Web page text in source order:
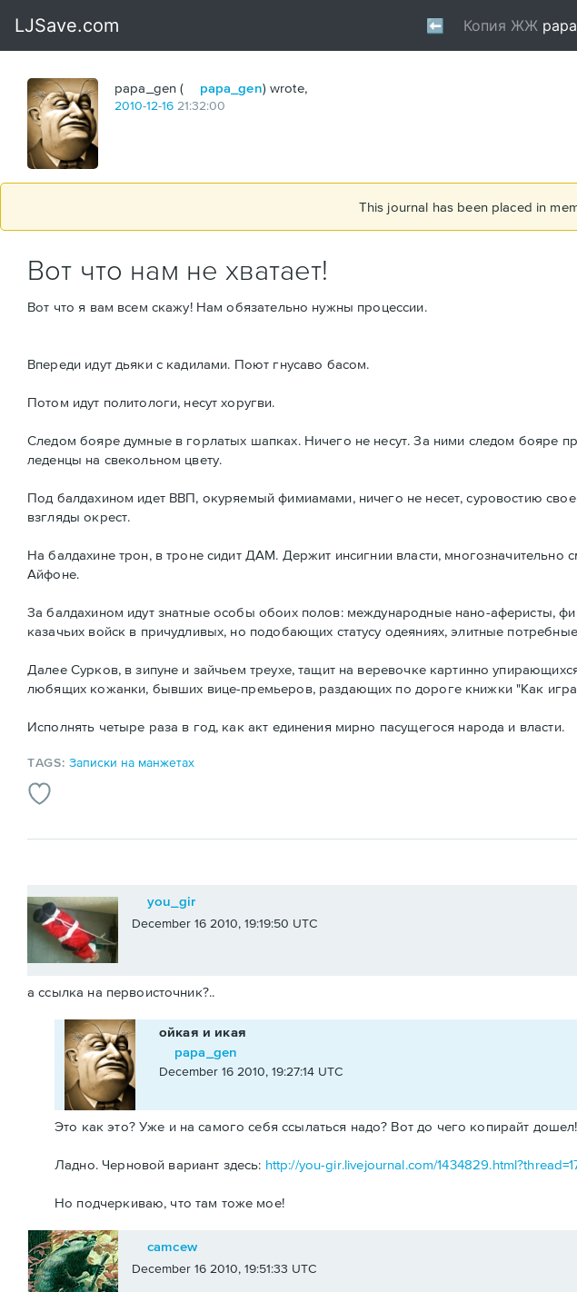
papa_gen ( papa_gen) wrote,
2010-12-16 21:32:00
This journal has been placed in
Вот что нам не хватает!
Вот что я вам всем скажу! Нам обязательно нужны процессии.
Впереди идут дьяки с кадилами. Поют гнусаво басом.
Потом идут политологи, несут хоругви.
Следом бояре думные в горлатых шапках. Ничего не несут. За ними следом бояре
леденцы на свекольном цвету.
Под балдахином идет ВВП, окуряемый фимиамами, ничего не несет, суровостию
взгляды окрест.
На балдахине трон, в троне сидит ДАМ. Держит инсигнии власти, многозначительно
Айфоне.
За балдахином идут знатные особы обоих полов: международные нано-аферисты,
казачьих войск в причудливых, но подобающих статусу одеяниях, элитные
Далее Сурков, в зипуне и зайчьем треухе, тащит на веревочке картинно
любящих кожанки, бывших вице-премьеров, раздающих по дороге книжки "Как
Исполнять четыре раза в год, как акт единения мирно пасущегося народа и власти.
TAGS:Записки на манжетах
you_gir
December 16 2010, 19:19:50 UTC
а ссылка на первоисточник?..
ойкая и икая
papa_gen
December 16 2010, 19:27:14 UTC
Это как это? Уже и на самого себя ссылаться надо? Вот до чего копирайт дошел!
Ладно. Черновой вариант здесь: http://you-gir.livejournal.com/
Но подчеркиваю, что там тоже мое!
camcew
December 16 2010, 19:51:33 UTC